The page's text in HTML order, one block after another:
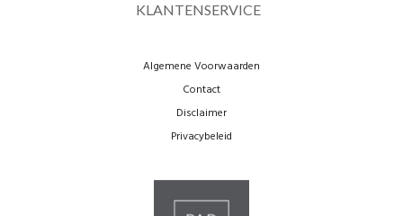
KLANTENSERVICE
Algemene Voorwaarden
Contact
Disclaimer
Privacybeleid